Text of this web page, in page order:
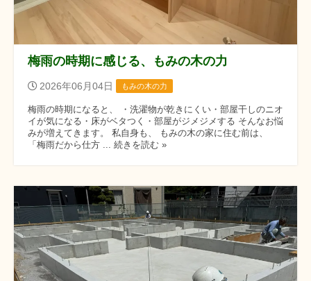
梅雨の時期に感じる、もみの木の力
2026年06月04日 もみの木の力
梅雨の時期になると、 ・洗濯物が乾きにくい・部屋干しのニオ
イが気になる・床がベタつく・部屋がジメジメする そんなお悩
みが増えてきます。 私自身も、 もみの木の家に住む前は、
「梅雨だから仕方 ... 続きを読む »